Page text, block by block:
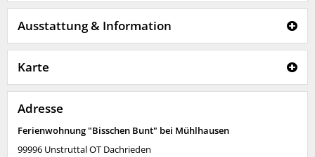
Ausstattung & Information
Karte
Adresse
Ferienwohnung "Bisschen Bunt" bei Mühlhausen
99996 Unstruttal OT Dachrieden